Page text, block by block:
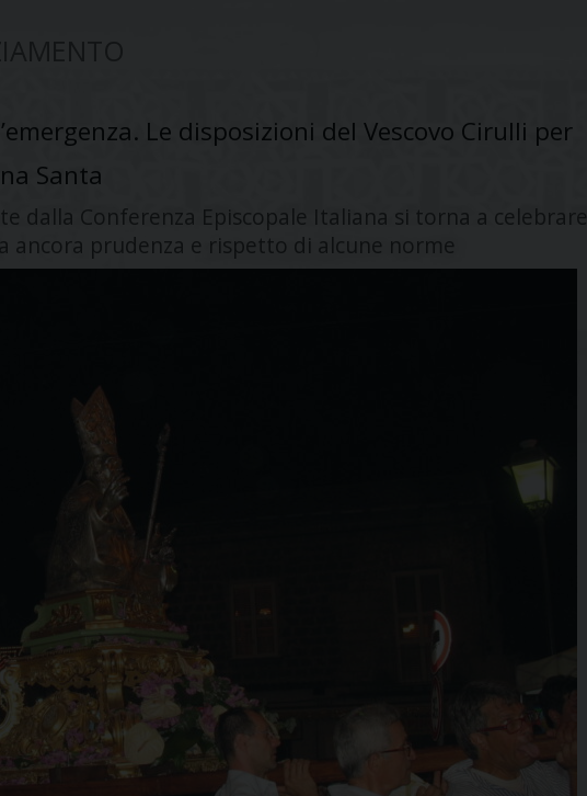
Le disposizioni del Vescovo Cirulli per
Santa
dalla Conferenza Episcopale Italiana si torna a celebrare
ancora prudenza e rispetto di alcune norme